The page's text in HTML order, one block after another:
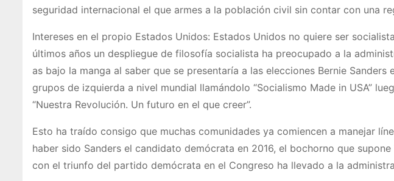
seguridad internacional el que armes a la población civil sin contar con una
Intereses en el propio Estados Unidos: Estados Unidos no quiere ser
últimos años un despliegue de filosofía socialista ha preocupado a la
as bajo la manga al saber que se presentaría a las elecciones Bernie
grupos de izquierda a nivel mundial llamándolo “Socialismo Made in USA”
“Nuestra Revolución. Un futuro en el que creer”.
Esto ha traído consigo que muchas comunidades ya comiencen a manejar
haber sido Sanders el candidato demócrata en 2016, el bochorno que
con el triunfo del partido demócrata en el Congreso ha llevado a la